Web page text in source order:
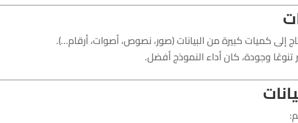
إلى كميات كبيرة من البيانات (صور، نصوص، أصوات، أرقام…).
تنوعًا وجودة، كان أداء النموذج أفضل.